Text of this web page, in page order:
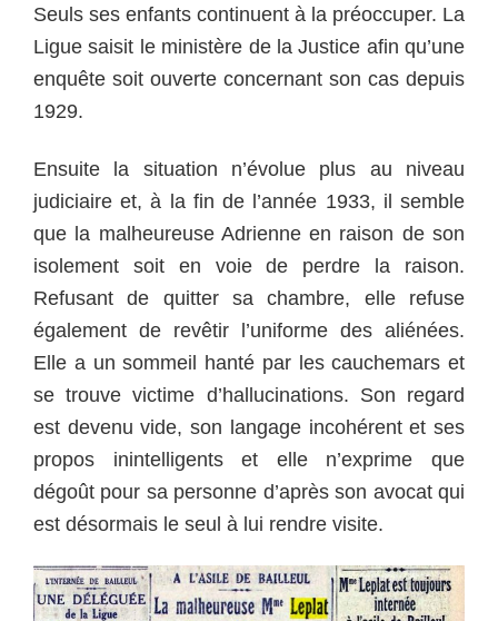
Seuls ses enfants continuent à la préoccuper. La
Ligue saisit le ministère de la Justice afin qu’une
enquête soit ouverte concernant son cas depuis
1929.
Ensuite la situation n’évolue plus au niveau
judiciaire et, à la fin de l’année 1933, il semble
que la malheureuse Adrienne en raison de son
isolement soit en voie de perdre la raison.
Refusant de quitter sa chambre, elle refuse
également de revêtir l’uniforme des aliénées.
Elle a un sommeil hanté par les cauchemars et
se trouve victime d’hallucinations. Son regard
est devenu vide, son langage incohérent et ses
propos inintelligents et elle n’exprime que
dégoût pour sa personne d’après son avocat qui
est désormais le seul à lui rendre visite.